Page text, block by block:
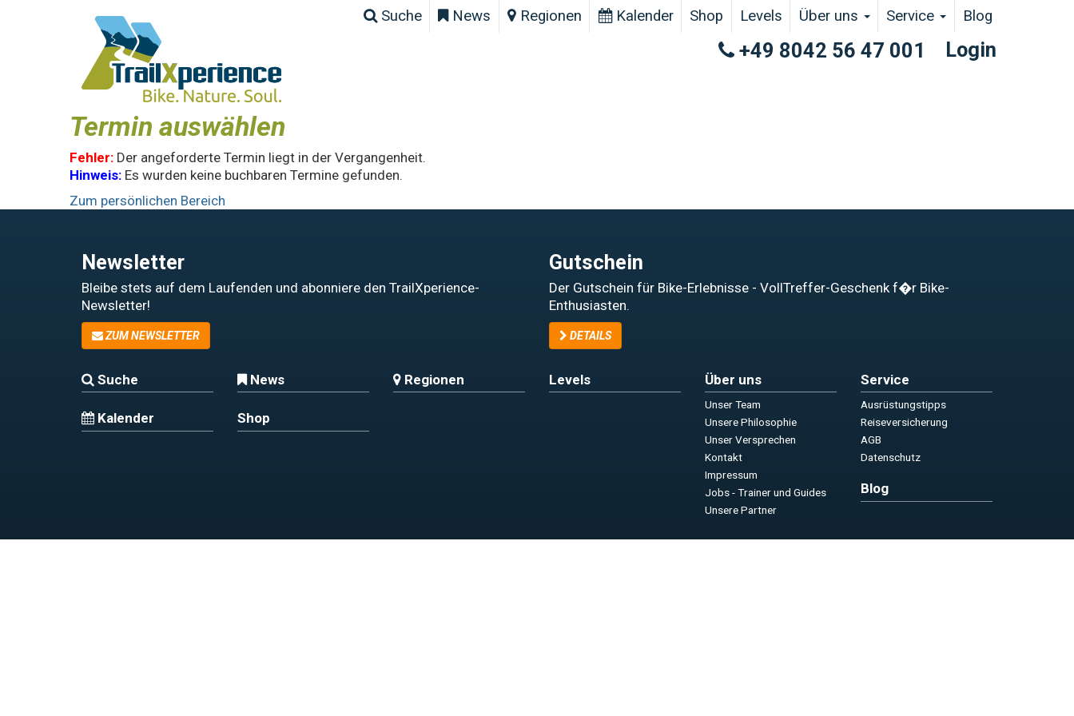
Suche News Regionen Kalender Shop Levels Über uns Service Blog
Login
+49 8042 56 47 001
Termin auswählen
Fehler: Der angeforderte Termin liegt in der Vergangenheit.
Hinweis: Es wurden keine buchbaren Termine gefunden.
Zum persönlichen Bereich
Newsletter
Bleibe stets auf dem Laufenden und abonniere den TrailXperience-
Newsletter!
ZUM NEWSLETTER
Gutschein
Der Gutschein für Bike-Erlebnisse - VollTreffer-Geschenk f�r Bike-
Enthusiasten.
DETAILS
Suche News Regionen
Kalender Shop
Levels Über uns
Unser Team
Unsere Philosophie
Unser Versprechen
Kontakt
Impressum
Jobs - Trainer und Guides
Unsere Partner
Service
Ausrüstungstipps
Reiseversicherung
AGB
Datenschutz
Blog